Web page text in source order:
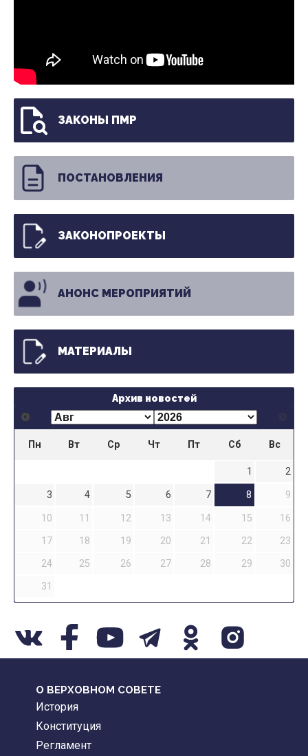
ЗАКОНЫ ПМР
ПОСТАНОВЛЕНИЯ
ЗАКОНОПРОЕКТЫ
АНОНС МЕРОПРИЯТИЙ
МАТЕРИАЛЫ
Архив новостей
Пн Вт Ср Чт Пт Сб Вс
1
2
3
4 5 6 7 8
9
10
11 12 13 14 15
16
17
18 19 20 21 22
23
24
25 26 27 28 29
30
31
О ВЕРХОВНОМ СОВЕТЕ
История
Конституция
Регламент